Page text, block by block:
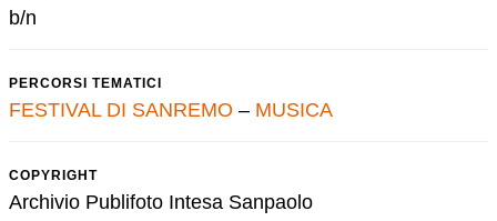
b/n
PERCORSI TEMATICI
FESTIVAL DI SANREMO – MUSICA
COPYRIGHT
Archivio Publifoto Intesa Sanpaolo